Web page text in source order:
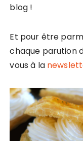
blog !
Et pour être
chaque parution
vous à la